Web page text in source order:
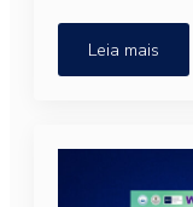
Leia mais